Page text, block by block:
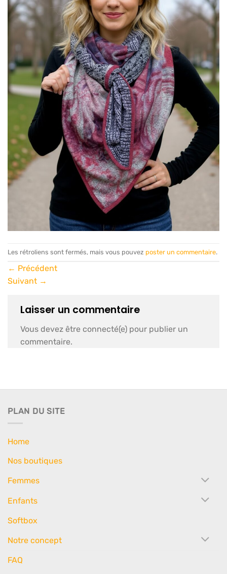
Les rétroliens sont fermés, mais vous pouvez poster un commentaire.
← Précédent
Suivant →
Laisser un commentaire
Vous devez être connecté(e) pour publier un
commentaire.
PLAN DU SITE
Home
Nos boutiques
Femmes
Enfants
Softbox
Notre concept
FAQ